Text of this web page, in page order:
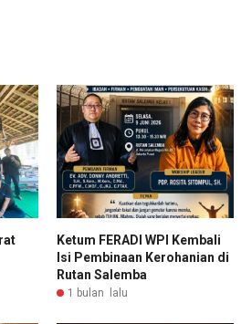
Ketum FERADI WPI Kembali
Isi Pembinaan Kerohanian di
Rutan Salemba
1 bulan lalu